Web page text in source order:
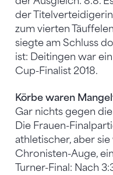
der
zum vierten
siegte am Schluss
ist: Deitingen war
Cup-Finalist 2018.
Körbe waren
Gar nichts gegen
Die Frauen-
athletischer, aber sie
Chronisten-Auge,
Turner-Final: Nach